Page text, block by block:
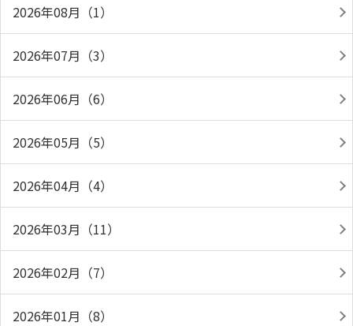
2026年08月（1）
2026年07月（3）
2026年06月（6）
2026年05月（5）
2026年04月（4）
2026年03月（11）
2026年02月（7）
2026年01月（8）